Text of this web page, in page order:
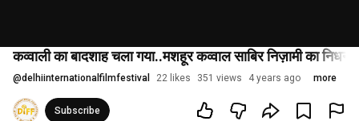
कव्वाली का बादशाह चला गया..मशहूर कव्वाल साबिर निज़ामी का
@delhiinternationalfilmfestival 22 likes 351 views 4 years ago more
Subscribe